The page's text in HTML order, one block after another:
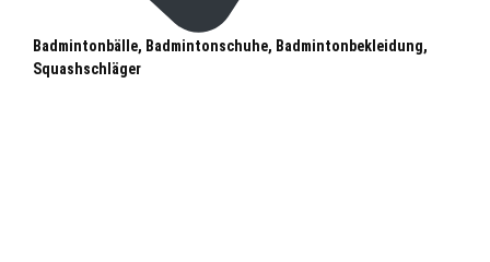
Badmintonbälle, Badmintonschuhe, Badmintonbekleidung,
Squashschläger